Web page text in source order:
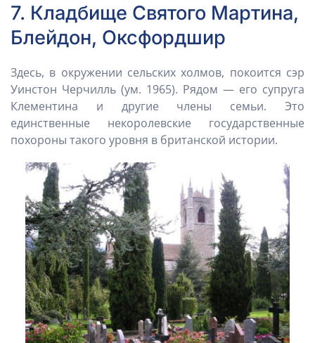
7. Кладбище Святого Мартина,
Блейдон, Оксфордшир
Здесь, в окружении сельских холмов, покоится сэр
Уинстон Черчилль (ум. 1965). Рядом — его супруга
Клементина и другие члены семьи. Это
единственные некоролевские государственные
похороны такого уровня в британской истории.